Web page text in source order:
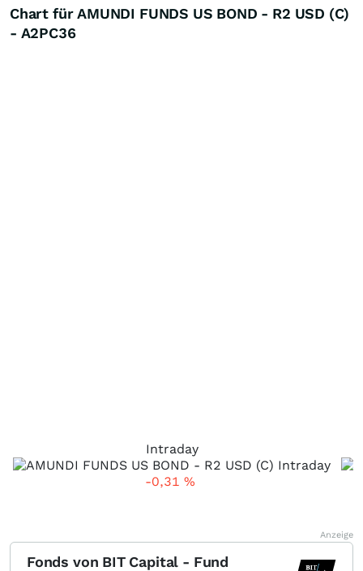
Chart für AMUNDI FUNDS US BOND - R2 USD (C)
- A2PC36
Intraday
-0,31 %
Anzeige
Fonds von BIT Capital - Fund